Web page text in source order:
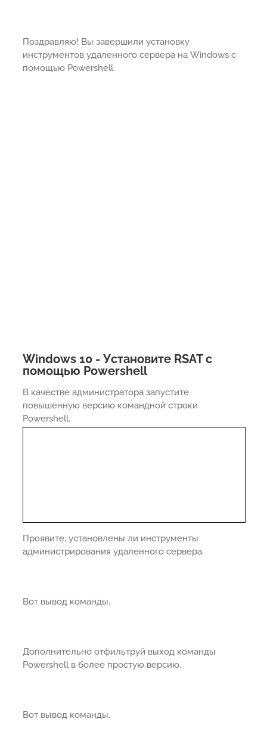
Поздравляю! Вы завершили установку
инструментов удаленного сервера на Windows с
помощью Powershell.
Windows 10 - Установите RSAT с
помощью Powershell
В качестве администратора запустите
повышенную версию командной строки
Powershell.
Проявите, установлены ли инструменты
администрирования удаленного сервера.
Вот вывод команды.
Дополнительно отфильтруй выход команды
Powershell в более простую версию.
Вот вывод команды.